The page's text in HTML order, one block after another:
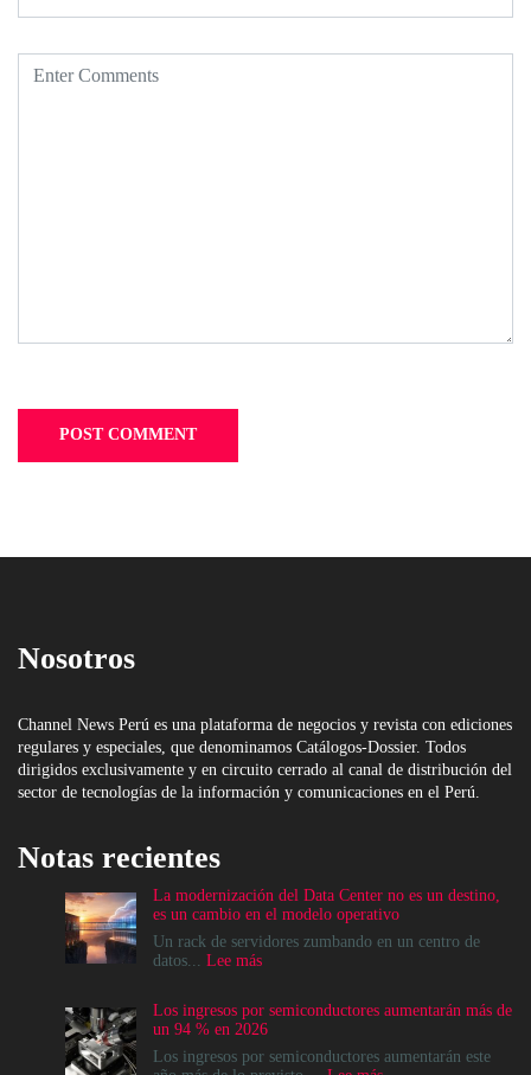
Nosotros
Channel News Perú es una plataforma de negocios y revista con ediciones
regulares y especiales, que denominamos Catálogos-Dossier. Todos
dirigidos exclusivamente y en circuito cerrado al canal de distribución del
sector de tecnologías de la información y comunicaciones en el Perú.
Notas recientes
La modernización del Data Center no es un destino,
es un cambio en el modelo operativo
Un rack de servidores zumbando en un centro de
datos... Lee más:
del
Data
Center
Los ingresos por semiconductores aumentarán más de
un 94 % en 2026
Los ingresos por semiconductores aumentarán este